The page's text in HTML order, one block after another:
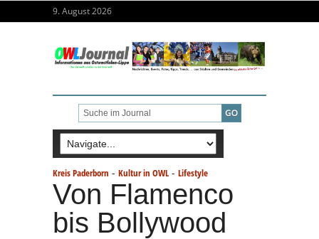
9. August 2026
Kreis Paderborn - Kultur in OWL - Lifestyle
Von Flamenco
bis Bollywood